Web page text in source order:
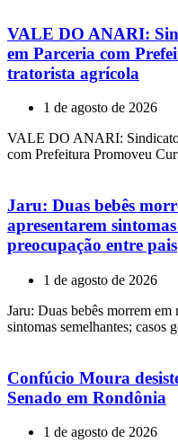
VALE DO ANARI:
em Parceria com
tratorista agrícola
1 de agosto de 2026
VALE DO ANARI: Sindicato
com Prefeitura Promoveu
Jaru: Duas bebês
apresentarem
preocupação entre pais
1 de agosto de 2026
Jaru: Duas bebês morrem em
sintomas semelhantes; casos
Confúcio Moura
Senado em Rondônia
1 de agosto de 2026